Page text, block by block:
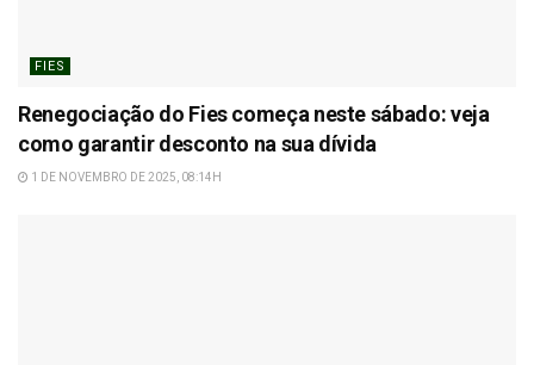
FIES
Renegociação do Fies começa neste sábado: veja
como garantir desconto na sua dívida
1 DE NOVEMBRO DE 2025, 08:14H